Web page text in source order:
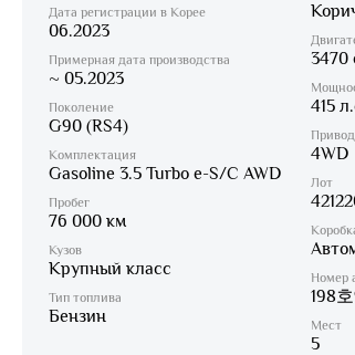
Дата регистрации в Корее
06.2023
Примерная дата производства
~ 05.2023
Поколение
G90 (RS4)
Комплектация
Gasoline 3.5 Turbo e-S/C AWD
Пробег
76 000 км
Кузов
Крупный класс
Тип топлива
Бензин
3470
415
Привод
4WD
Лот
Номер
198
Мест
5